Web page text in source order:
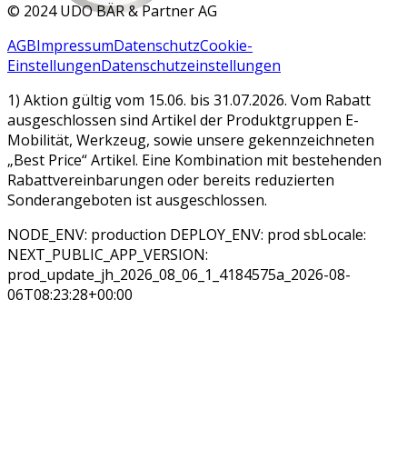
© 2024 UDO BÄR & Partner AG
AGBImpressumDatenschutzCookie-
EinstellungenDatenschutzeinstellungen
1) Aktion gültig vom 15.06. bis 31.07.2026. Vom Rabatt
ausgeschlossen sind Artikel der Produktgruppen E-
Mobilität, Werkzeug, sowie unsere gekennzeichneten
„Best Price“ Artikel. Eine Kombination mit bestehenden
Rabattvereinbarungen oder bereits reduzierten
Sonderangeboten ist ausgeschlossen.
NODE_ENV: production DEPLOY_ENV: prod sbLocale:
NEXT_PUBLIC_APP_VERSION:
prod_update_jh_2026_08_06_1_4184575a_2026-08-
06T08:23:28+00:00